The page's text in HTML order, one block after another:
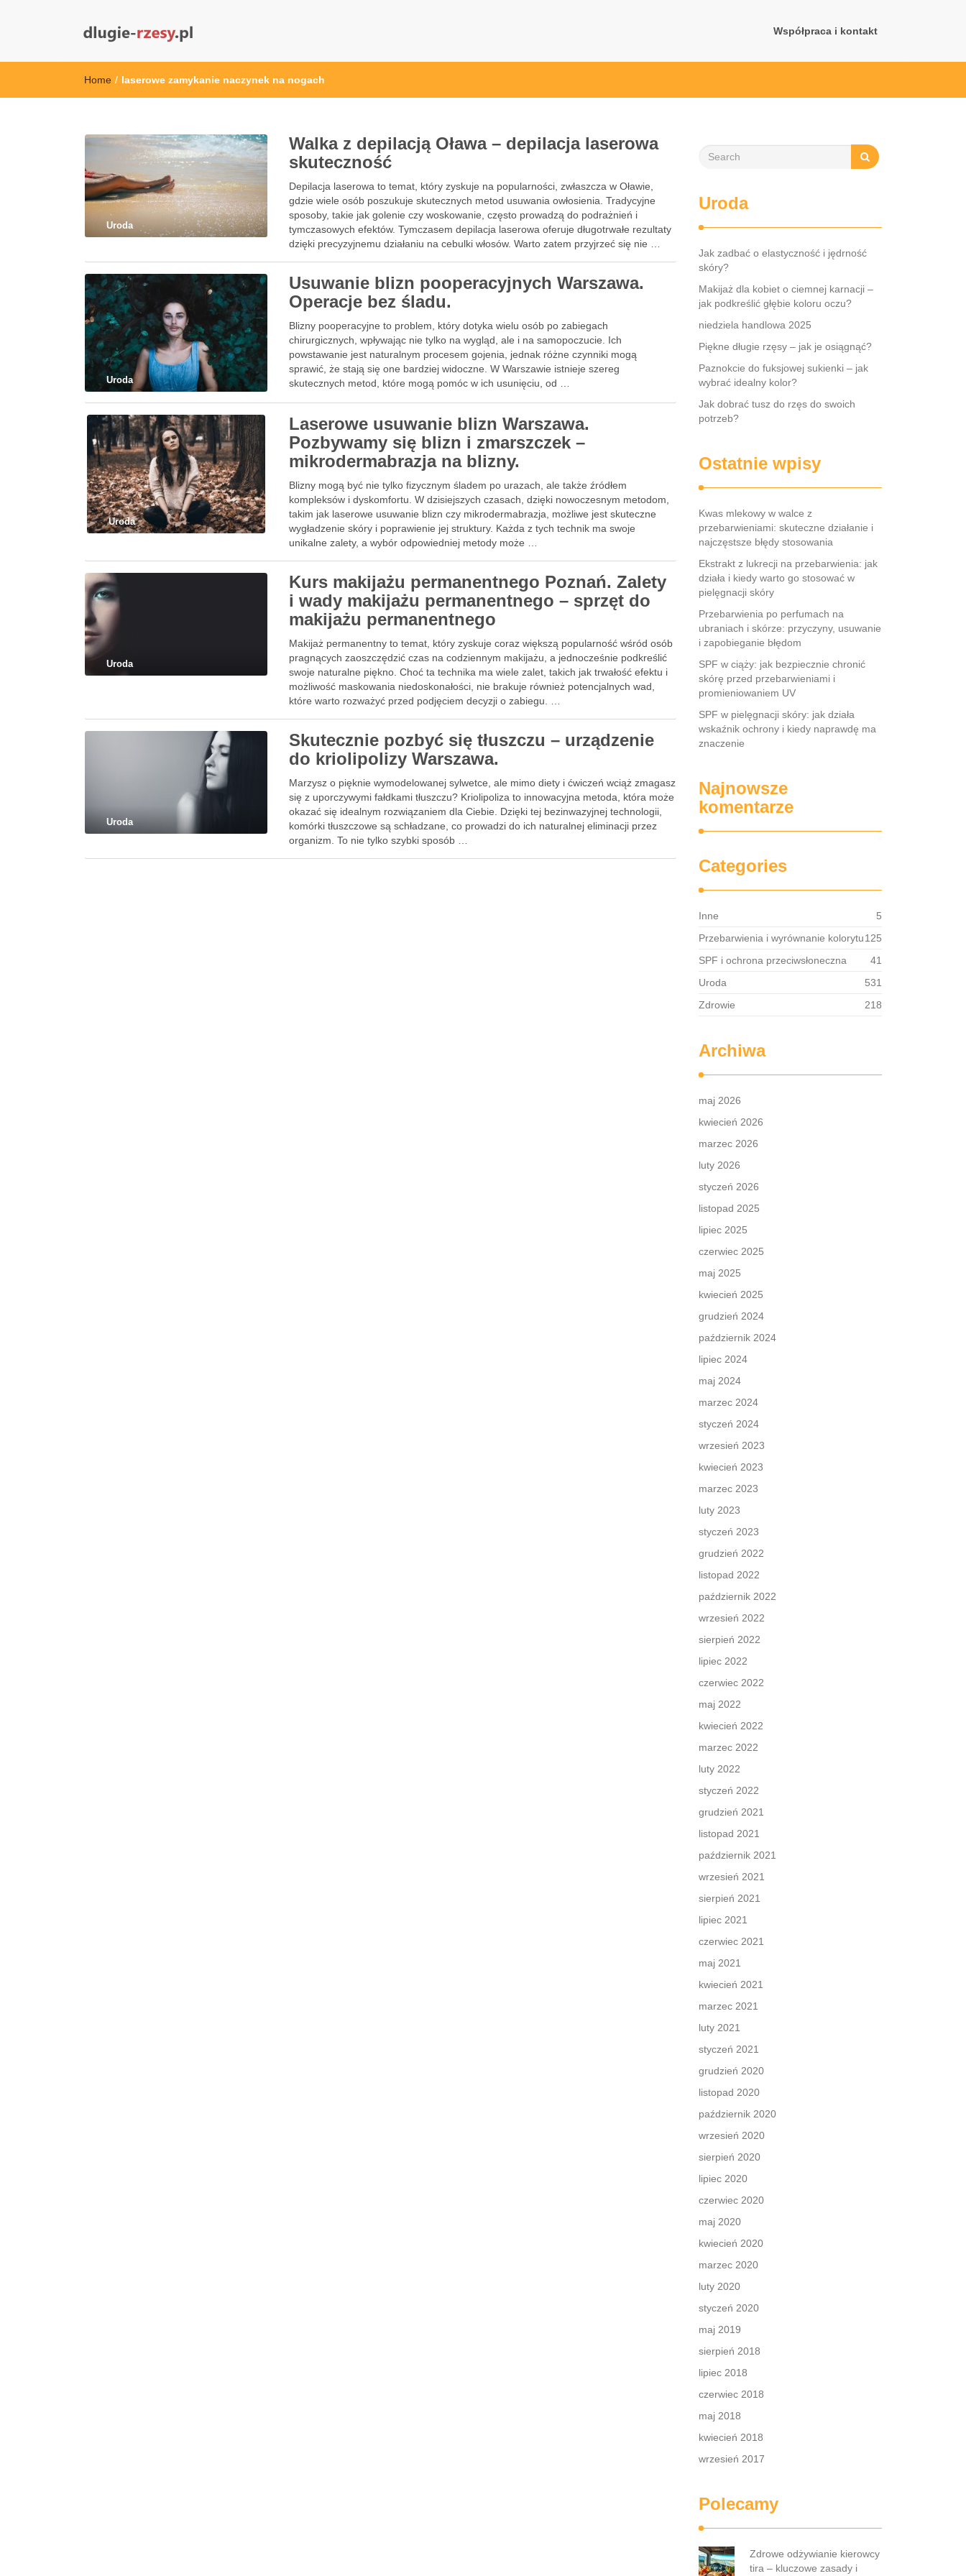
Współpraca i kontakt
Home / laserowe zamykanie naczynek na nogach
Uroda
Walka z depilacją Oława – depilacja laserowa
skuteczność
Depilacja laserowa to temat, który zyskuje na popularności, zwłaszcza w Oławie,
gdzie wiele osób poszukuje skutecznych metod usuwania owłosienia. Tradycyjne
sposoby, takie jak golenie czy woskowanie, często prowadzą do podrażnień i
tymczasowych efektów. Tymczasem depilacja laserowa oferuje długotrwałe rezultaty
dzięki precyzyjnemu działaniu na cebulki włosów. Warto zatem przyjrzeć się nie …
Uroda
Usuwanie blizn pooperacyjnych Warszawa.
Operacje bez śladu.
Blizny pooperacyjne to problem, który dotyka wielu osób po zabiegach
chirurgicznych, wpływając nie tylko na wygląd, ale i na samopoczucie. Ich
powstawanie jest naturalnym procesem gojenia, jednak różne czynniki mogą
sprawić, że stają się one bardziej widoczne. W Warszawie istnieje szereg
skutecznych metod, które mogą pomóc w ich usunięciu, od …
Uroda
Laserowe usuwanie blizn Warszawa.
Pozbywamy się blizn i zmarszczek –
mikrodermabrazja na blizny.
Blizny mogą być nie tylko fizycznym śladem po urazach, ale także źródłem
kompleksów i dyskomfortu. W dzisiejszych czasach, dzięki nowoczesnym metodom,
takim jak laserowe usuwanie blizn czy mikrodermabrazja, możliwe jest skuteczne
wygładzenie skóry i poprawienie jej struktury. Każda z tych technik ma swoje
unikalne zalety, a wybór odpowiedniej metody może …
Uroda
Kurs makijażu permanentnego Poznań. Zalety
i wady makijażu permanentnego – sprzęt do
makijażu permanentnego
Makijaż permanentny to temat, który zyskuje coraz większą popularność wśród osób
pragnących zaoszczędzić czas na codziennym makijażu, a jednocześnie podkreślić
swoje naturalne piękno. Choć ta technika ma wiele zalet, takich jak trwałość efektu i
możliwość maskowania niedoskonałości, nie brakuje również potencjalnych wad,
które warto rozważyć przed podjęciem decyzji o zabiegu. …
Uroda
Skutecznie pozbyć się tłuszczu – urządzenie
do kriolipolizy Warszawa.
Marzysz o pięknie wymodelowanej sylwetce, ale mimo diety i ćwiczeń wciąż zmagasz
się z uporczywymi fałdkami tłuszczu? Kriolipoliza to innowacyjna metoda, która może
okazać się idealnym rozwiązaniem dla Ciebie. Dzięki tej bezinwazyjnej technologii,
komórki tłuszczowe są schładzane, co prowadzi do ich naturalnej eliminacji przez
organizm. To nie tylko szybki sposób …
Uroda
Jak zadbać o elastyczność i jędrność
skóry?
Makijaż dla kobiet o ciemnej karnacji –
jak podkreślić głębie koloru oczu?
niedziela handlowa 2025
Piękne długie rzęsy – jak je osiągnąć?
Paznokcie do fuksjowej sukienki – jak
wybrać idealny kolor?
Jak dobrać tusz do rzęs do swoich
potrzeb?
Ostatnie wpisy
Kwas mlekowy w walce z
przebarwieniami: skuteczne działanie i
najczęstsze błędy stosowania
Ekstrakt z lukrecji na przebarwienia: jak
działa i kiedy warto go stosować w
pielęgnacji skóry
Przebarwienia po perfumach na
ubraniach i skórze: przyczyny, usuwanie
i zapobieganie błędom
SPF w ciąży: jak bezpiecznie chronić
skórę przed przebarwieniami i
promieniowaniem UV
SPF w pielęgnacji skóry: jak działa
wskaźnik ochrony i kiedy naprawdę ma
znaczenie
Najnowsze
komentarze
Categories
Inne
5
Przebarwienia i wyrównanie kolorytu125
SPF i ochrona przeciwsłoneczna
41
Uroda
531
Zdrowie
218
Archiwa
maj 2026
kwiecień 2026
marzec 2026
luty 2026
styczeń 2026
listopad 2025
lipiec 2025
czerwiec 2025
maj 2025
kwiecień 2025
grudzień 2024
październik 2024
lipiec 2024
maj 2024
marzec 2024
styczeń 2024
wrzesień 2023
kwiecień 2023
marzec 2023
luty 2023
styczeń 2023
grudzień 2022
listopad 2022
październik 2022
wrzesień 2022
sierpień 2022
lipiec 2022
czerwiec 2022
maj 2022
kwiecień 2022
marzec 2022
luty 2022
styczeń 2022
grudzień 2021
listopad 2021
październik 2021
wrzesień 2021
sierpień 2021
lipiec 2021
czerwiec 2021
maj 2021
kwiecień 2021
marzec 2021
luty 2021
styczeń 2021
grudzień 2020
listopad 2020
październik 2020
wrzesień 2020
sierpień 2020
lipiec 2020
czerwiec 2020
maj 2020
kwiecień 2020
marzec 2020
luty 2020
styczeń 2020
maj 2019
sierpień 2018
lipiec 2018
czerwiec 2018
maj 2018
kwiecień 2018
wrzesień 2017
Polecamy
Zdrowe odżywianie kierowcy
tira – kluczowe zasady i